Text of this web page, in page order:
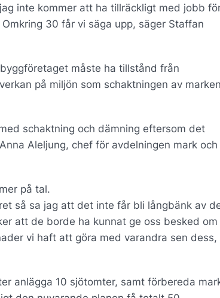
inte kommer att ha tillräckligt med jobb
30 får vi säga upp, säger Staffan
måste ha tillstånd från
på miljön som schaktningen av marken
schaktning och dämning eftersom det
Aleljung, chef för avdelningen mark och
på tal.
så sa jag att det inte får bli långbänk av
att de borde ha kunnat ge oss besked om
vi haft att göra med varandra sen dess,
anlägga 10 sjötomter, samt förbereda